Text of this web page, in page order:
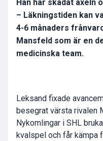
Han har skadat axeln
– Läkningstiden kan
4-6 månaders
Mansfeld som är en
medicinska team.
Leksand fixade
besegrat värsta rivalen
Nykomlingar i SHL
kvalspel och får kämpa